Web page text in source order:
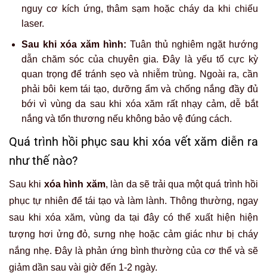
nguy cơ kích ứng, thâm sạm hoặc cháy da khi chiếu
laser.
Sau khi xóa xăm hình: Tuân thủ nghiêm ngặt hướng
dẫn chăm sóc của chuyên gia. Đây là yếu tố cực kỳ
quan trọng để tránh sẹo và nhiễm trùng. Ngoài ra, cần
phải bôi kem tái tạo, dưỡng ẩm và chống nắng đầy đủ
bới vì vùng da sau khi xóa xăm rất nhạy cảm, dễ bắt
nắng và tổn thương nếu không bảo vệ đúng cách.
Quá trình hồi phục sau khi xóa vết xăm diễn ra
như thế nào?
Sau khi xóa hình xăm, làn da sẽ trải qua một quá trình hồi
phục tự nhiên để tái tạo và làm lành. Thông thường, ngay
sau khi xóa xăm, vùng da tại đây có thể xuất hiện hiện
tượng hơi ửng đỏ, sưng nhẹ hoặc cảm giác như bị cháy
nắng nhẹ. Đây là phản ứng bình thường của cơ thể và sẽ
giảm dần sau vài giờ đến 1-2 ngày.